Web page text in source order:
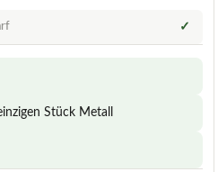
✓
Stück Metall